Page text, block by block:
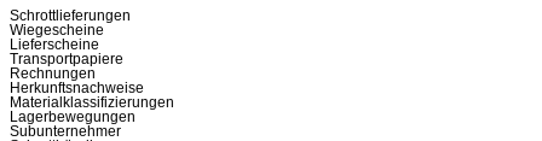
Schrottlieferungen
Wiegescheine
Lieferscheine
Transportpapiere
Rechnungen
Herkunftsnachweise
Materialklassifizierungen
Lagerbewegungen
Subunternehmer